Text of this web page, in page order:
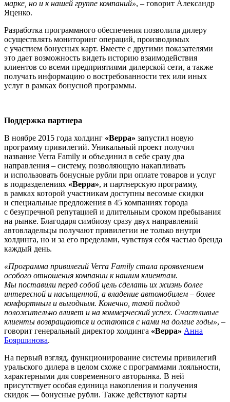
марке, но и к нашей группе компаний», – говорит Александр
Яценко.
Разработка программного обеспечения позволила дилеру
осуществлять мониторинг операций, производимых
с участием бонусных карт. Вместе с другими показателями
это дает возможность видеть историю взаимодействия
клиентов со всеми предприятиями дилерской сети, а также
получать информацию о востребованности тех или иных
услуг в рамках бонусной программы.
Поддержка партнера
В ноябре 2015 года холдинг «Верра» запустил новую
программу привилегий. Уникальный проект получил
название Verra Family и объединил в себе сразу два
направления – систему, позволяющую накапливать
и использовать бонусные рубли при оплате товаров и услуг
в подразделениях «Верра», и партнерскую программу,
в рамках которой участникам доступны весомые скидки
и специальные предложения в 45 компаниях города
с безупречной репутацией и длительным сроком пребывания
на рынке. Благодаря симбиозу сразу двух направлений
автовладельцы получают привилегии не только внутри
холдинга, но и за его пределами, чувствуя себя частью бренда
каждый день.
«Программа привилегий Verra Family стала проявлением
особого отношения компании к нашим клиентам.
Мы поставили перед собой цель сделать их жизнь более
интересной и насыщенной, а владение автомобилем – более
комфортным и выгодным. Конечно, такой подход
положительно влияет и на коммерческий успех. Счастливые
клиенты возвращаются и остаются с нами на долгие годы», –
говорит генеральный директор холдинга «Верра» Анна
Бояршинова.
На первый взгляд, функционирование системы привилегий
уральского дилера в целом схоже с программами лояльности,
характерными для современного авторынка. В ней
присутствует особая единица накопления и получения
скидок — бонусные рубли. Также действуют карты